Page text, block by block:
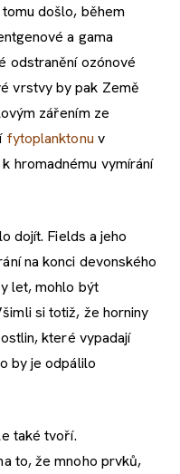
došlo, během
a gama
odstranění ozónové
vrstvy by pak Země
zářením ze
fytoplanktonu v
hromadnému vymírání
dojít. Fields a jeho
na konci devonského
let, mohlo být
si totiž, že horniny
které vypadají
by je odpálilo
také tvoří.
to, že mnoho prvků,